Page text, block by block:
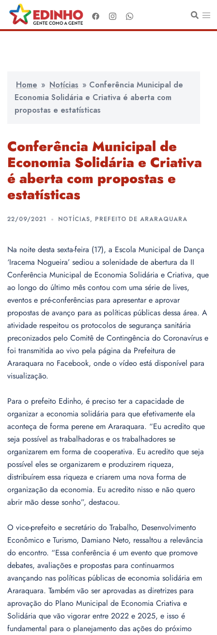
para
o
Home » Notícias » Conferência Municipal de
Economia Solidária e Criativa é aberta com
propostas e estatísticas
Conferência Municipal de
Economia Solidária e Criativa
é aberta com propostas e
estatísticas
22/09/2021 NOTÍCIAS, PREFEITO DE ARARAQUARA
Na noite desta sexta-feira (17), a Escola Municipal de Dança
‘Iracema Nogueira’ sediou a solenidade de abertura da II
Conferência Municipal de Economia Solidária e Criativa, que
ao longo do último mês contou com uma série de lives,
eventos e pré-conferências para apresentar e aprovar
propostas de avanço para as políticas públicas dessa área. A
atividade respeitou os protocolos de segurança sanitária
preconizados pelo Comitê de Contingência do Coronavírus e
foi transmitida ao vivo pela página da Prefeitura de
Araraquara no Facebook, onde o vídeo está disponível para
visualização.
Para o prefeito Edinho, é preciso ter a capacidade de
organizar a economia solidária para que efetivamente ela
aconteça de forma perene em Araraquara. “Eu acredito que
seja possível as trabalhadoras e os trabalhadores se
organizarem em forma de cooperativa. Eu acredito que seja
possível eles se organizarem e produzirem riqueza,
distribuírem essa riqueza e criarem uma nova forma de
organização da economia. Eu acredito nisso e não quero
abrir mão desse sonho”, destacou.
O vice-prefeito e secretário do Trabalho, Desenvolvimento
Econômico e Turismo, Damiano Neto, ressaltou a relevância
do encontro. “Essa conferência é um evento que promove
debates, avaliações e propostas para continuarmos
avançando nas políticas públicas de economia solidária em
Araraquara. Também vão ser aprovadas as diretrizes para
aprovação do Plano Municipal de Economia Criativa e
Solidária que vão vigorar entre 2022 e 2025, e isso é
fundamental para o planejamento das ações do próximo